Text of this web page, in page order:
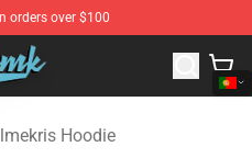
orders over $100
KallMeKris Merchandise Shop
Hoodie